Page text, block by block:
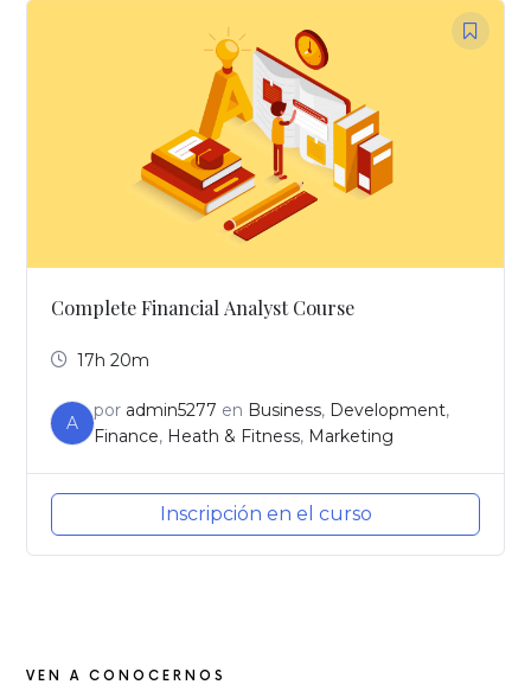
Complete Financial Analyst Course
17h 20m
A
por admin5277 en Business, Development,
Finance, Heath & Fitness, Marketing
Inscripción en el curso
VEN A CONOCERNOS